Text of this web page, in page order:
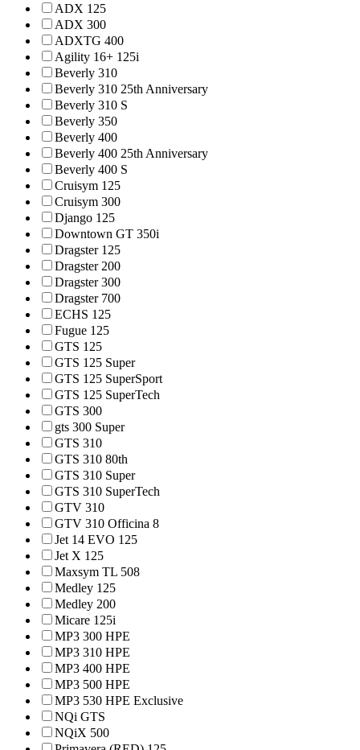
ADX 125
ADX 300
ADXTG 400
Agility 16+ 125i
Beverly 310
Beverly 310 25th Anniversary
Beverly 310 S
Beverly 350
Beverly 400
Beverly 400 25th Anniversary
Beverly 400 S
Cruisym 125
Cruisym 300
Django 125
Downtown GT 350i
Dragster 125
Dragster 200
Dragster 300
Dragster 700
ECHS 125
Fugue 125
GTS 125
GTS 125 Super
GTS 125 SuperSport
GTS 125 SuperTech
GTS 300
gts 300 Super
GTS 310
GTS 310 80th
GTS 310 Super
GTS 310 SuperTech
GTV 310
GTV 310 Officina 8
Jet 14 EVO 125
Jet X 125
Maxsym TL 508
Medley 125
Medley 200
Micare 125i
MP3 300 HPE
MP3 310 HPE
MP3 400 HPE
MP3 500 HPE
MP3 530 HPE Exclusive
NQi GTS
NQiX 500